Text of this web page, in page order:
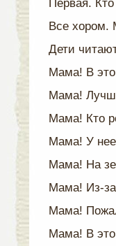
Первая.
Все хором.
Дети
Мама! В
Мама!
Мама! Кто
Мама! У нее
Мама! На
Мама! Из-за
Мама!
Мама! В